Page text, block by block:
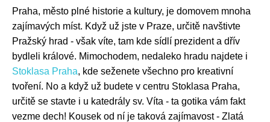
Praha, město plné historie a kultury, je domovem mnoha
zajímavých míst. Když už jste v Praze, určitě navštivte
Pražský hrad - však víte, tam kde sídlí prezident a dřív
bydleli králové. Mimochodem, nedaleko hradu najdete i
Stoklasa Praha, kde seženete všechno pro kreativní
tvoření. No a když už budete v centru Stoklasa Praha,
určitě se stavte i u katedrály sv. Víta - ta gotika vám fakt
vezme dech! Kousek od ní je taková zajímavost - Zlatá